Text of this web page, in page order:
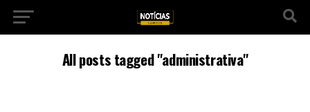
All posts tagged "administrativa"